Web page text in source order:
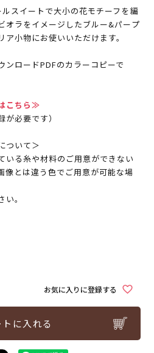
スイートで大小の花モチーフを編
オラをイメージしたブルー&パープ
小物にお使いいただけます。
ンロードPDFのカラーコピーで
こちら≫
が必要です）
ついて＞
いる糸や材料のご用意ができない
像とは違う色でご用意が可能な場
。
お気に入りに登録する
に入れる